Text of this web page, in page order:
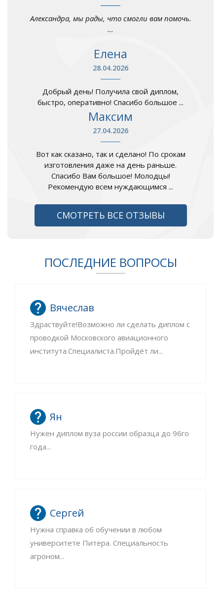
Александра, мы рады, что смогли вам помочь.
...
Елена
28.04.2026
Добрый день! Получила свой диплом,
быстро, оперативно! Спасибо большое ...
Максим
27.04.2026
Вот как сказано, так и сделано! По срокам
изготовления даже на день раньше.
Спасибо Вам большое! Молодцы!
Рекомендую всем нуждающимся ...
СМОТРЕТЬ ВСЕ ОТЗЫВЫ
ПОСЛЕДНИЕ ВОПРОСЫ
Вячеслав
Здраствуйте!Возможно ли сделать диплом с
проводкой Московского авиационного
института.Специалиста.Пройдёт ли...
Ян
Нужен диплом вуза россии образца до 96го
года...
Сергей
Нужна справка об обучении в любом
университете Питера. Специальность
агроном...